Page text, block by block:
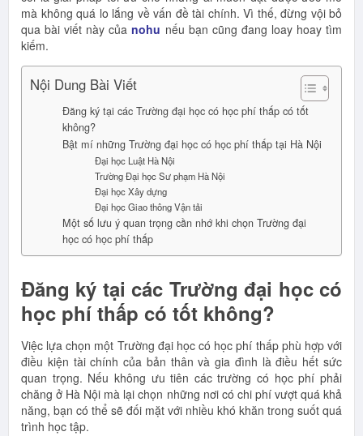
mà không quá lo lắng về vấn đề tài chính. Vì thế, đừng vội bỏ
qua bài viết này củanohu nếu bạn cũng đang loay hoay tìm
kiếm.
Nội Dung Bài Viết
Đăng ký tại các Trường đại học có học phí thấp có tốt
không?
Bật mí những Trường đại học có học phí thấp tại Hà Nội
Đại học Luật Hà Nội
Trường Đại học Sư phạm Hà Nội
Đại học Xây dựng
Đại học Giao thông Vận tải
Một số lưu ý quan trọng cần nhớ khi chọn Trường đại
học có học phí thấp
Đăng ký tại các Trường đại học có
học phí thấp có tốt không?
Việc lựa chọn một Trường đại học có học phí thấp phù hợp với
điều kiện tài chính của bản thân và gia đình là điều hết sức
quan trọng. Nếu không ưu tiên các trường có học phí phải
chăng ở Hà Nội mà lại chọn những nơi có chi phí vượt quá khả
năng, bạn có thể sẽ đối mặt với nhiều khó khăn trong suốt quá
trình học tập.